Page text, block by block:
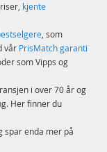
kjente
, som
vår PrisMatch garanti
som Vipps og
i over 70 år og
Her finner du
spar enda mer på